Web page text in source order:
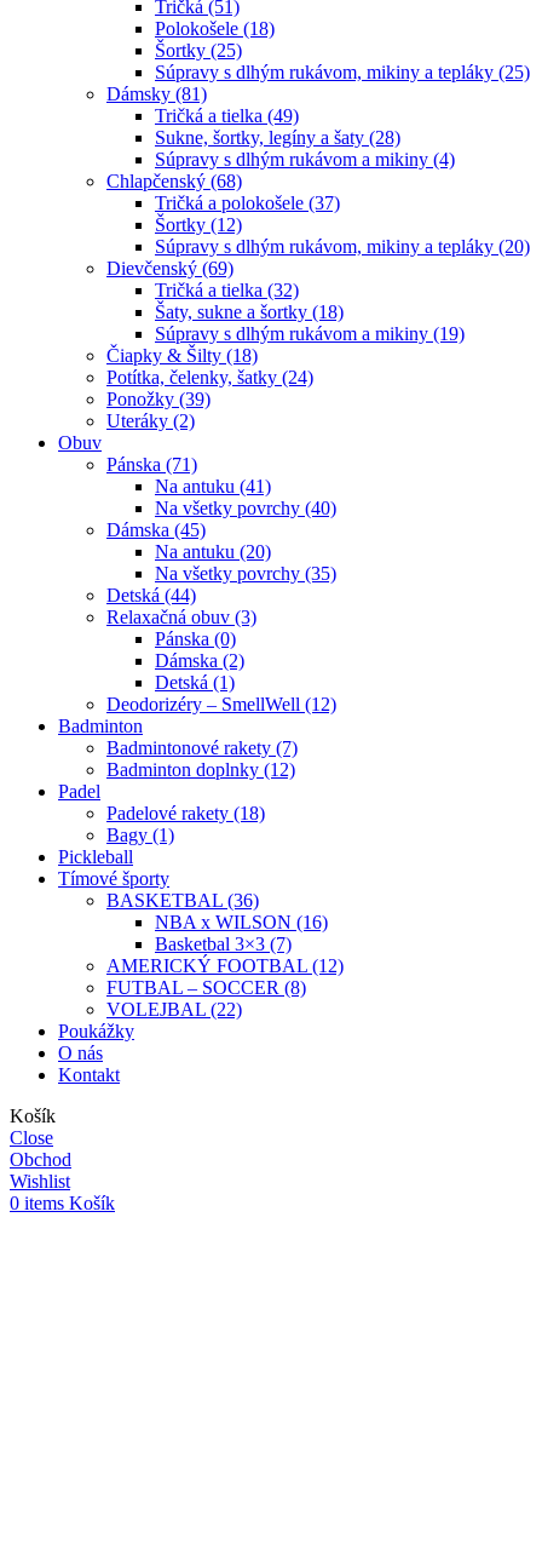
Tričká (51)
Polokošele (18)
Šortky (25)
Súpravy s dlhým rukávom, mikiny a tepláky (25)
Dámsky (81)
Tričká a tielka (49)
Sukne, šortky, legíny a šaty (28)
Súpravy s dlhým rukávom a mikiny (4)
Chlapčenský (68)
Tričká a polokošele (37)
Šortky (12)
Súpravy s dlhým rukávom, mikiny a tepláky (20)
Dievčenský (69)
Tričká a tielka (32)
Šaty, sukne a šortky (18)
Súpravy s dlhým rukávom a mikiny (19)
Čiapky & Šilty (18)
Potítka, čelenky, šatky (24)
Ponožky (39)
Uteráky (2)
Obuv
Pánska (71)
Na antuku (41)
Na všetky povrchy (40)
Dámska (45)
Na antuku (20)
Na všetky povrchy (35)
Detská (44)
Relaxačná obuv (3)
Pánska (0)
Dámska (2)
Detská (1)
Deodorizéry – SmellWell (12)
Badminton
Badmintonové rakety (7)
Badminton doplnky (12)
Padel
Padelové rakety (18)
Bagy (1)
Pickleball
Tímové športy
BASKETBAL (36)
NBA x WILSON (16)
Basketbal 3×3 (7)
AMERICKÝ FOOTBAL (12)
FUTBAL – SOCCER (8)
VOLEJBAL (22)
Poukážky
O nás
Kontakt
Košík
Close
Obchod
Wishlist
0 items Košík